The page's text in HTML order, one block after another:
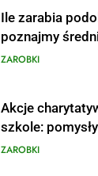
Ile zarabia
poznajmy
na tym
ZAROBKI
Akcje
szkole:
przykłady, które
ZAROBKI